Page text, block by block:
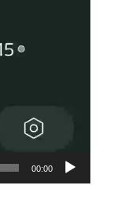
00:00